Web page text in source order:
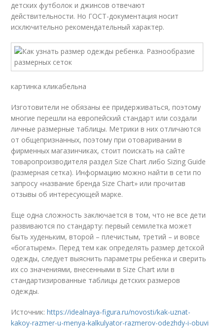
детских футболок и джинсов отвечают
действительности. Но ГОСТ-документация носит
исключительно рекомендательный характер.
картинка кликабельна
Изготовители не обязаны ее придерживаться, поэтому
многие перешли на европейский стандарт или создали
личные размерные таблицы. Метрики в них отличаются
от общепризнанных, поэтому при отоваривании в
фирменных магазинчиках, стоит поискать на сайте
товаропроизводителя раздел Size Chart либо Sizing Guide
(размерная сетка). Информацию можно найти в сети по
запросу «название бренда Size Chart» или прочитав
отзывы об интересующей марке.
Еще одна сложность заключается в том, что не все дети
развиваются по стандарту: первый семилетка может
быть худеньким, второй – плечистым, третий – и вовсе
«богатырем». Перед тем как определять размер детской
одежды, следует выяснить параметры ребенка и сверить
их со значениями, внесенными в Size Chart или в
стандартизированные таблицы детских размеров
одежды.
Источник:https://idealnaya-figura.ru/novosti/kak-uznat-
kakoy-razmer-u-menya-kalkulyator-razmerov-odezhdy-i-obuvi